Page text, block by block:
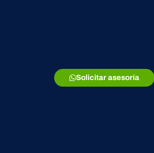
Solicitar asesoría